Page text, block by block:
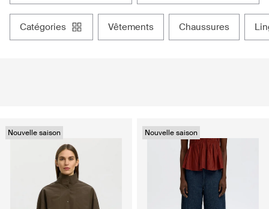
catégories vêtements chaussures
Nouvelle saison Nouvelle saison